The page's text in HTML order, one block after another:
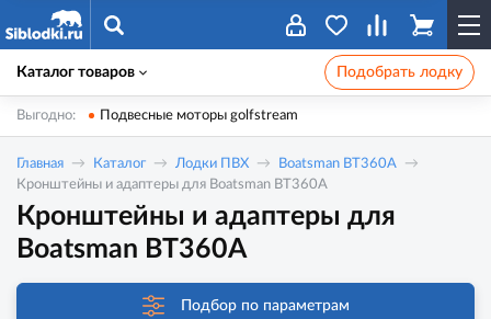
Каталог товаров Подобрать лодку
Выгодно: Подвесные моторы golfstream
Главная Каталог Лодки ПВХ
Boatsman BT360A
Кронштейны и адаптеры для Boatsman BT360A
Кронштейны и адаптеры для
Boatsman BT360A
Подбор по параметрам